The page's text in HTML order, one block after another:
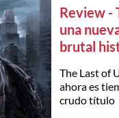
Review -
una
brutal
The Last of
ahora es
crudo título